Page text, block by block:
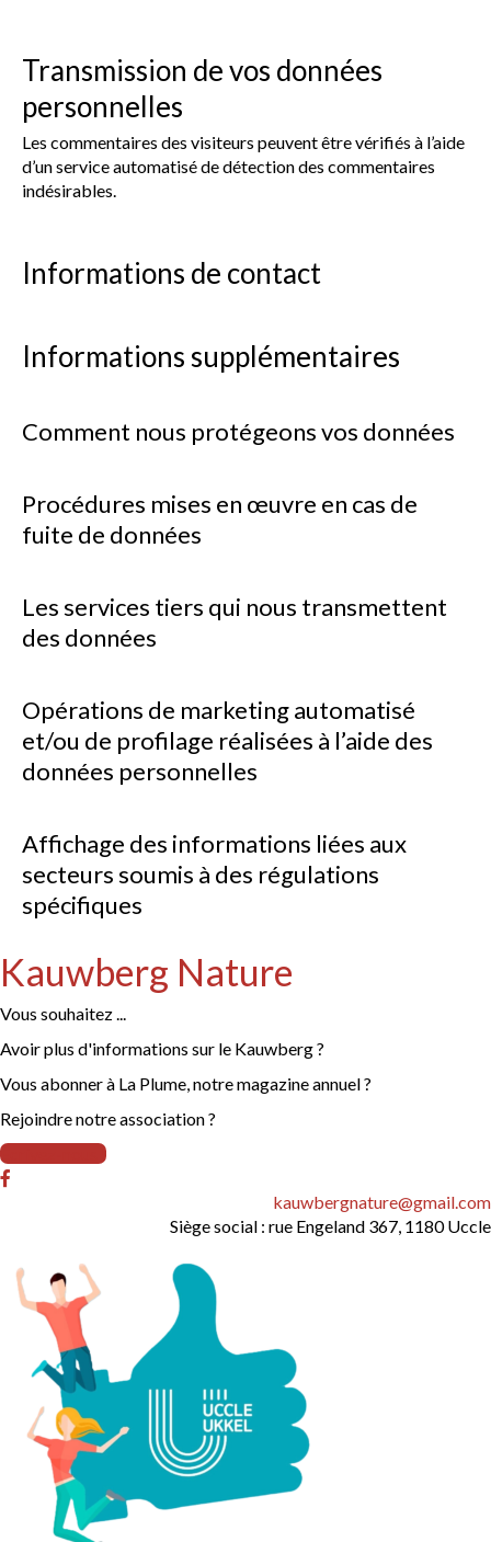
Transmission de vos données
personnelles
Les commentaires des visiteurs peuvent être vérifiés à l’aide
d’un service automatisé de détection des commentaires
indésirables.
Informations de contact
Informations supplémentaires
Comment nous protégeons vos données
Procédures mises en œuvre en cas de
fuite de données
Les services tiers qui nous transmettent
des données
Opérations de marketing automatisé
et/ou de profilage réalisées à l’aide des
données personnelles
Affichage des informations liées aux
secteurs soumis à des régulations
spécifiques
Kauwberg Nature
Vous souhaitez ...
Avoir plus d'informations sur le Kauwberg ?
Vous abonner à La Plume, notre magazine annuel ?
Rejoindre notre association ?
Écrivez-nous !
kauwbergnature@gmail.com
Siège social : rue Engeland 367, 1180 Uccle